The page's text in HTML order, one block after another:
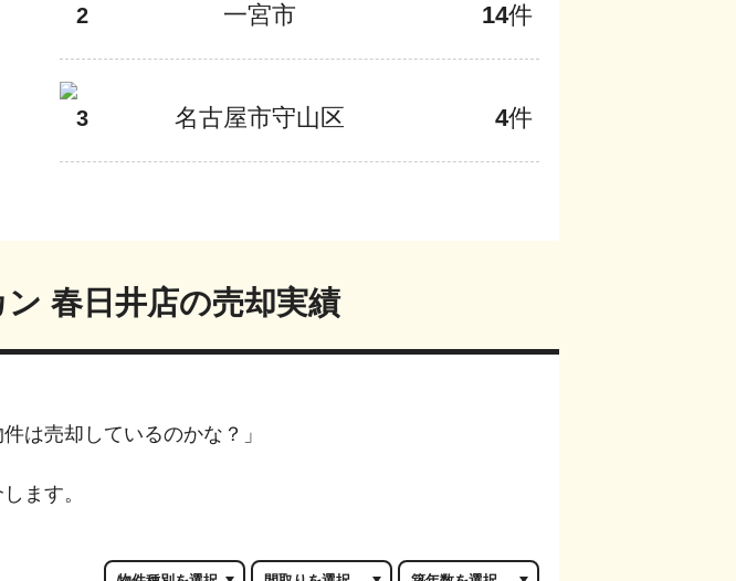
2 一宮市 14件
3 名古屋市守山区 4件
春日井店の売却実績
は売却しているのかな？」
ます。